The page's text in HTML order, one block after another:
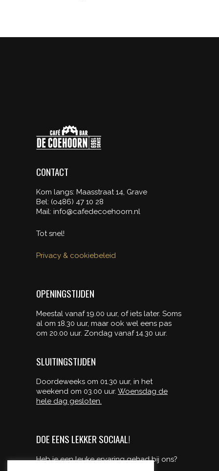
CONTACT
Kom langs: Maasstraat 14, Grave
Bel: (o486) 47 10 28
Mail: info@cafedecoehoorn.nl
Tot snel!
Privacy & cookiebeleid
OPENINGSTIJDEN
Meestal vanaf 19.00 uur, of iets later. Soms
al om 18.30 uur, maar ook wel eens pas
om 20.00 uur. Zondag vanaf 14.30 uur.
SLUITINGSTIJDEN
Doordeweeks om 01.30 uur, in het
weekend om 03.00 uur. Woensdag de
hele dag gesloten.
DOE EENS LEKKER SOCIAAL!
Heb je een leuke ervaring gehad bij ons?